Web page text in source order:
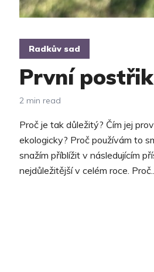
Radkův sad
První
2 min read
Proč je tak důležitý? Čím jej
ekologicky? Proč používám to
snažím příblížit v následujícím
nejdůležitější v celém roce.